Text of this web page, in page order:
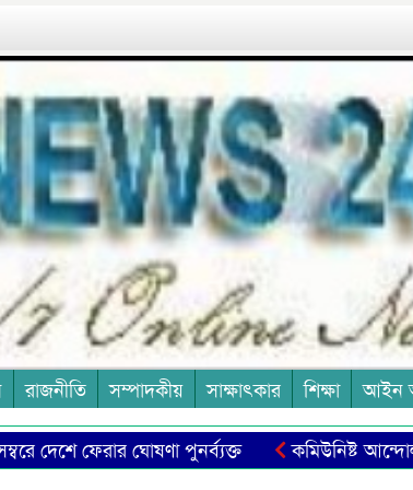
রাজনীতি সম্পাদকীয় সাক্ষাৎকার শিক্ষা আইন
ফেরার ঘোষণা পুনর্ব্যক্ত
কমিউনিষ্ট আন্দোলনের
নেতৃত্ব ও সেবার প্রতীক বিচারপতি সৈয়দ এ বি